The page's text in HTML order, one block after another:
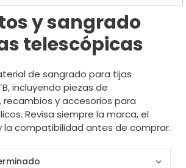
y sangrado
telescópicas
de sangrado para tijas
incluyendo piezas de
y accesorios para
Revisa siempre la marca, el
la compatibilidad antes de comprar.